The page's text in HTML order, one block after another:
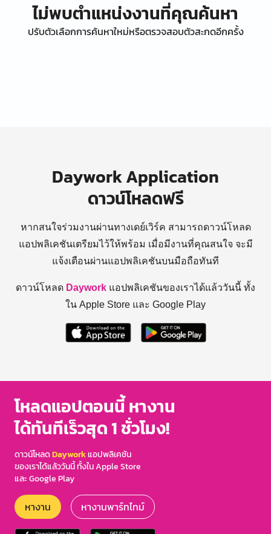
ไม่พบตำแหน่งงานที่คุณค้นหา
ปรับตัวเลือกการค้นหาใหม่หรือตรวจสอบตัวสะกดอีกครั้ง
Daywork Application
ดาวน์โหลดฟรี
หากสนใจร่วมงานผ่านทางเดย์เวิร์ค สามารถดาวน์โหลด
แอปพลิเคชันเตรียมไว้ให้พร้อม เมื่อมีงานที่คุณสนใจ จะมี
แจ้งเตือนผ่านแอปพลิเคชันบนมือถือทันที
ดาวน์โหลด Daywork แอปพลิเคชันของเราได้แล้ววันนี้ ทั้ง
ใน Apple Store และ Google Play
โหลดแอปตอนนี้ หางาน
ได้ทันทีเร็วสุด 1 ชั่วโมง!
ดาวน์โหลดDayworkแอปพลิเคชัน
ของเราได้แล้ววันนี้ ทั้งใน Apple Store
และ Google Play
หางาน หางานพาร์ทไทม์